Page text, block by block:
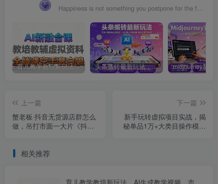
Happiness is not something you postpone for the future; it is something you design for the present.
育儿教学教培新玩法，AI生成教学视频，市场大，操作简单，变现天花板非常高 头条搬砖最新玩法，文章+视频用AI全搞定，一天5张+不是问题，每天只需10分钟
上一篇
蟹老板·抖音无货源店群怎么
做，吊打市面一大片《抖音
下一篇
新手玩转虚拟项目实战，揭
秘单品1万+大类目操作模式
相关推荐
育儿教学教培新玩法，AI生成教学视频，市